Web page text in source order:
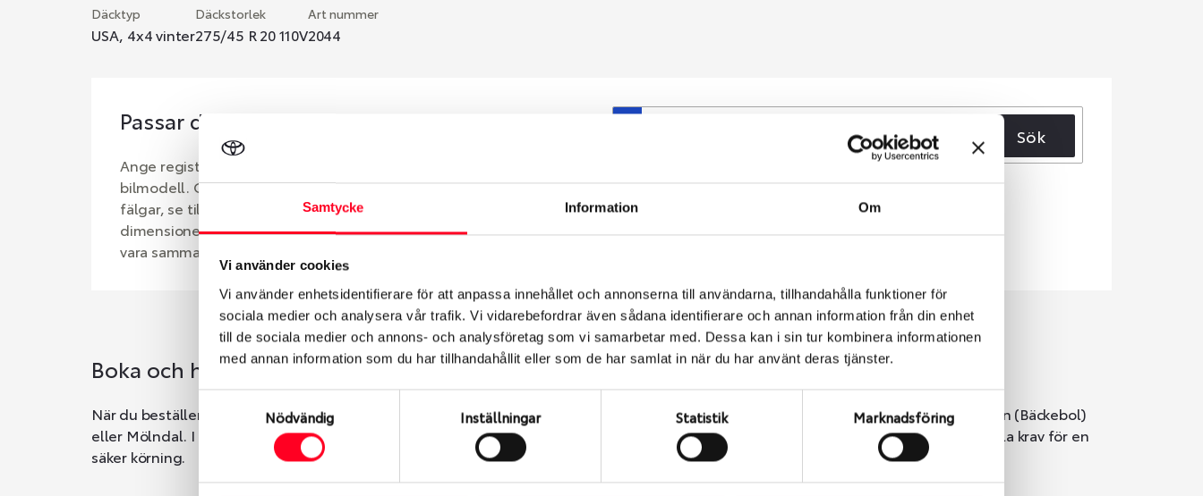
Samtycke Information Om
Vi använder cookies
Vi använder enhetsidentifierare för att anpassa innehållet och annonserna till användarna, tillhandahålla funktioner för
sociala medier och analysera vår trafik. Vi vidarebefordrar även sådana identifierare och annan information från din enhet
till de sociala medier och annons- och analysföretag som vi samarbetar med. Dessa kan i sin tur kombinera informationen
med annan information som du har tillhandahållit eller som de har samlat in när du har använt deras tjänster.
Nödvändig Inställningar Statistik Marknadsföring
Däcktyp
USA, 4x4 vinter
Däckstorlek
275/45 R 20 110V
Art nummer
2044
Passar detta däck min bil?
Ange registreringsnummer för att se om det däck du valt passar din
bilmodell. Om du köper däck som skall sättas på dina befintliga
fälgar, se till att kolla en extra gång så att däck och fälg har samma
dimensioner. Ibland kan fälgen ha bytts ut under årens lopp och inte
vara samma dimension som bilen hade ut från fabrik.
Sök
Boka och hämta hos Däckspecialen
När du beställer dina nya däck eller fälgar hos oss levereras de direkt till någon av våra däckverkstäder i Göteborg. Välj mellan Hisingen (Bäckebol)
eller Mölndal. I beställningen anger du datum och tid för upphämtning eller service. När vi byter dina däck ser vi till att de uppfyller alla krav för en
säker körning.